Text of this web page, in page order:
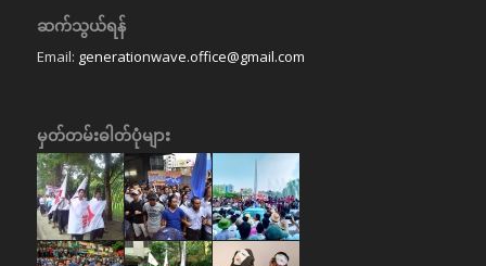
ဆက်သွယ်ရန်
Email: generationwave.office@gmail.com
မှတ်တမ်းဓါတ်ပုံများ